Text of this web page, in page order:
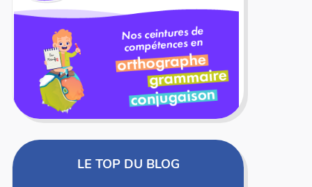
LE TOP DU BLOG